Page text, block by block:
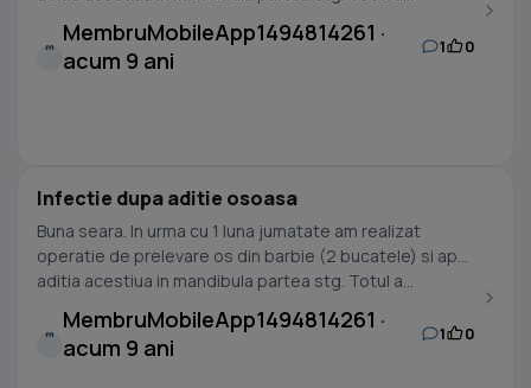
M
MembruMobileApp1494814261 ·
acum 9 ani
1 0
Infectie dupa aditie osoasa
Buna seara. In urma cu 1 luna jumatate am realizat
operatie de prelevare os din barbie (2 bucatele) si apoi
aditia acestiua in mandibula partea stg. Totul a...
M
MembruMobileApp1494814261 ·
acum 9 ani
1 0